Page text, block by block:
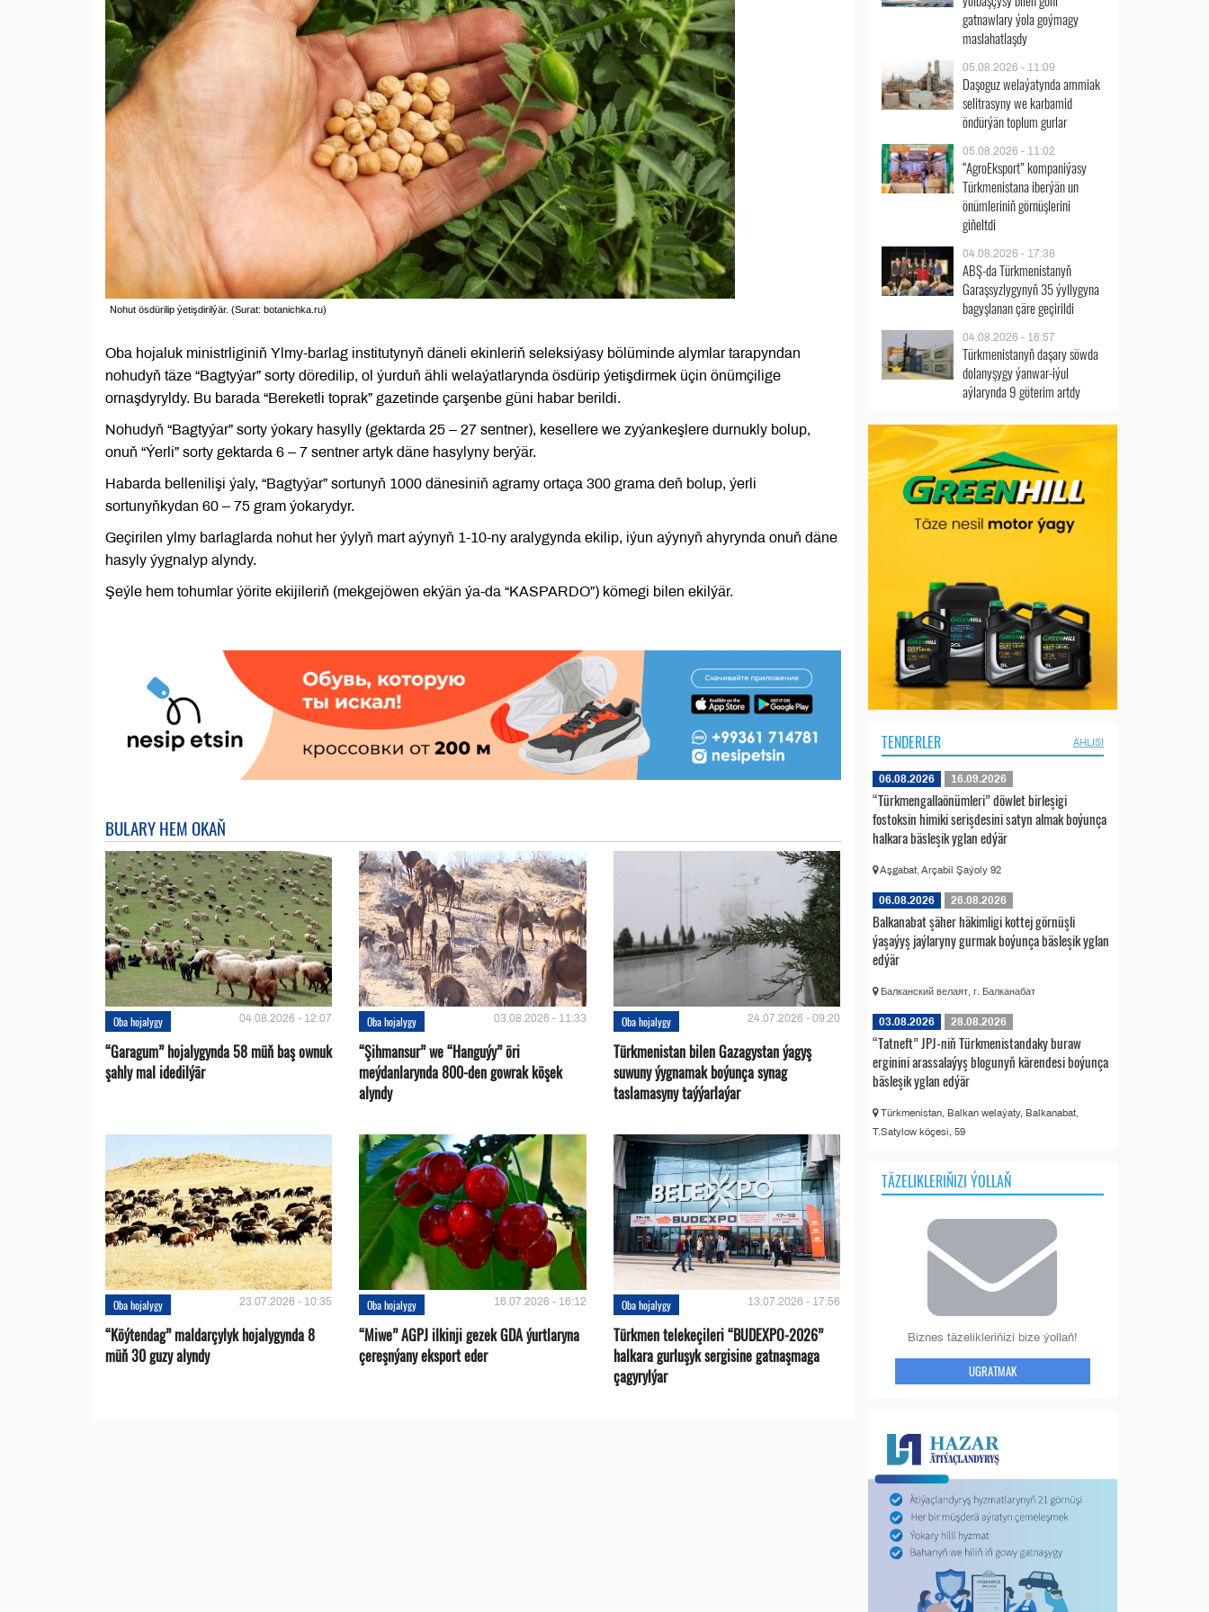
Nohut ösdürilip ýetişdirilýär. (Surat: botanichka.ru)
Oba hojaluk ministrliginiň Ylmy-barlag institutynyň däneli ekinleriň seleksiýasy bölüminde alymlar tarapyndan
nohudyň täze “Bagtyýar” sorty döredilip, ol ýurduň ähli welaýatlarynda ösdürip ýetişdirmek üçin önümçilige
ornaşdyryldy. Bu barada “Bereketli toprak” gazetinde çarşenbe güni habar berildi.
Nohudyň “Bagtyýar” sorty ýokary hasylly (gektarda 25 – 27 sentner), kesellere we zyýankeşlere durnukly bolup,
onuň “Ýerli” sorty gektarda 6 – 7 sentner artyk däne hasylyny berýär.
Habarda bellenilişi ýaly, “Bagtyýar” sortunyň 1000 dänesiniň agramy ortaça 300 grama deň bolup, ýerli
sortunyňkydan 60 – 75 gram ýokarydyr.
Geçirilen ylmy barlaglarda nohut her ýylyň mart aýynyň 1-10-ny aralygynda ekilip, iýun aýynyň ahyrynda onuň däne
hasyly ýygnalyp alyndy.
Şeýle hem tohumlar ýörite ekijileriň (mekgejöwen ekýän ýa-da “KASPARDO”) kömegi bilen ekilýär.
BULARY HEM OKAŇ
Oba hojalygy 04.08.2026 - 12:07
“Garagum” hojalygynda 58 müň baş ownuk
şahly mal idedilýär
Oba hojalygy 03.08.2026 - 11:33
“Şihmansur” we “Hanguýy” öri
meýdanlarynda 800-den gowrak köşek
alyndy
Oba hojalygy 24.07.2026 - 09:20
Türkmenistan bilen Gazagystan ýagyş
suwuny ýygnamak boýunça synag
taslamasyny taýýarlaýar
Oba hojalygy 23.07.2026 - 10:35
“Köýtendag” maldarçylyk hojalygynda 8
müň 30 guzy alyndy
Oba hojalygy 16.07.2026 - 16:12
“Miwe” AGPJ ilkinji gezek GDA ýurtlaryna
çereşnýany eksport eder
Oba hojalygy 13.07.2026 - 17:56
Türkmen telekeçileri “BUDEXPO-2026”
halkara gurluşyk sergisine gatnaşmaga
çagyrylýar
gatnawlary ýola goýmagy
maslahatlaşdy
05.08.2026 - 11:09
Daşoguz welaýatynda ammiak
selitrasyny we karbamid
öndürýän toplum gurlar
05.08.2026 - 11:02
“AgroEksport” kompaniýasy
Türkmenistana iberýän un
önümleriniň görnüşlerini
giňeltdi
04.08.2026 - 17:38
ABŞ-da Türkmenistanyň
Garaşsyzlygynyň 35 ýyllygyna
bagyşlanan çäre geçirildi
04.08.2026 - 16:57
Türkmenistanyň daşary söwda
dolanyşygy ýanwar-iýul
aýlarynda 9 göterim artdy
TENDERLER ÄHLISI
06.08.2026 16.09.2026
“Türkmengallaönümleri” döwlet birleşigi
fostoksin himiki serişdesini satyn almak boýunça
halkara bäsleşik yglan edýär
Aşgabat, Arçabil Şaýoly 92
06.08.2026 26.08.2026
Balkanabat şäher häkimligi kottej görnüşli
ýaşaýyş jaýlaryny gurmak boýunça bäsleşik yglan
edýär
Балканский велаят, г. Балканабат
03.08.2026 28.08.2026
“Tatneft” JPJ-niň Türkmenistandaky buraw
erginini arassalaýyş blogunyň kärendesi boýunça
bäsleşik yglan edýär
Türkmenistan, Balkan welaýaty, Balkanabat,
T.Satylow köçesi, 59
TÄZELIKLERIŇIZI ÝOLLAŇ
Biznes täzelikleriňizi bize ýollaň!
UGRATMAK